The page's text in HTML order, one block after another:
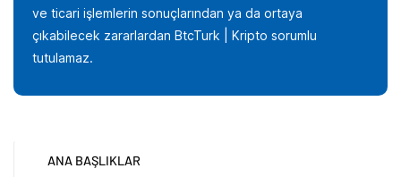
ve ticari işlemlerin sonuçlarından ya da ortaya
çıkabilecek zararlardan BtcTurk | Kripto sorumlu
tutulamaz.
ANA BAŞLIKLAR